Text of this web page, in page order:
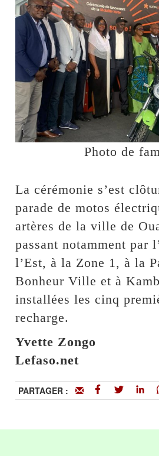
Photo de
La cérémonie s’est
parade de motos
artères de la ville de
passant notamment par
l’Est, à la Zone 1, à la
Bonheur Ville et à
installées les cinq
recharge.
Yvette Zongo
Lefaso.net
PARTAGER :